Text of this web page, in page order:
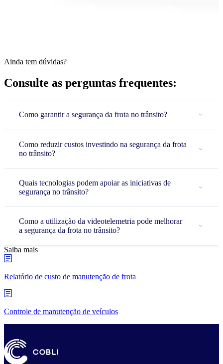
Ainda tem dúvidas?
Consulte as perguntas frequentes:
Como garantir a segurança da frota no trânsito?
Como reduzir custos investindo na segurança da frota
no trânsito?
Quais tecnologias podem apoiar as iniciativas de
segurança no trânsito?
Como a utilização da videotelemetria pode melhorar
a segurança da frota no trânsito?
Saiba mais
Relatório de custo de manutenção de frota
Controle de manutenção de veículos